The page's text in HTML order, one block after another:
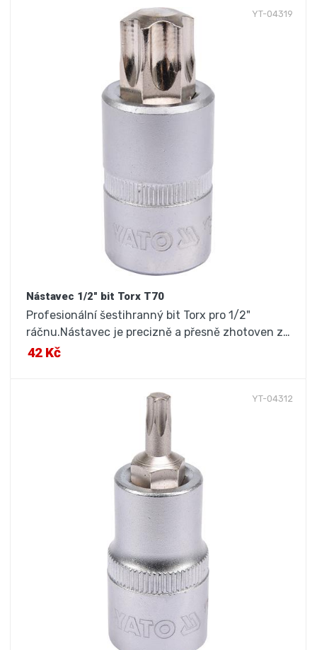
YT-04319
Nástavec 1/2" bit Torx T70
Profesionální šestihranný bit Torx pro 1/2"
ráčnu.Nástavec je precizně a přesně zhotoven z…
42 Kč
YT-04312